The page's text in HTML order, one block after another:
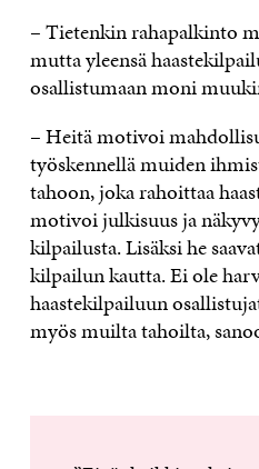
– Tietenkin rahapalkinto
mutta yleensä
osallistumaan moni
– Heitä motivoi
työskennellä muiden
tahoon, joka rahoittaa
motivoi julkisuus ja
kilpailusta. Lisäksi he
kilpailun kautta. Ei ole
haastekilpailuun
myös muilta tahoilta,